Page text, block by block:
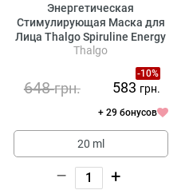
Энергетическая
Стимулирующая Маска для
Лица Thalgo Spiruline Energy
Booster Shot Mask
Thalgo
-10%
648грн. 583 грн.
+ 29 бонусов
20 ml
– +